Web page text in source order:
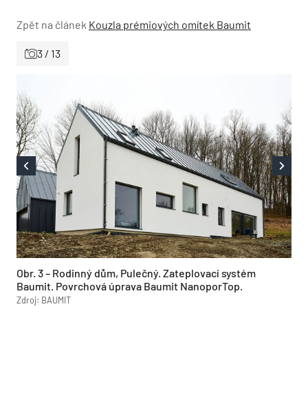
Zpět na článek Kouzla prémiových omítek Baumit
3 / 13
Obr. 3 – Rodinný dům, Pulečný. Zateplovací systém
Baumit. Povrchová úprava Baumit NanoporTop.
Zdroj: BAUMIT